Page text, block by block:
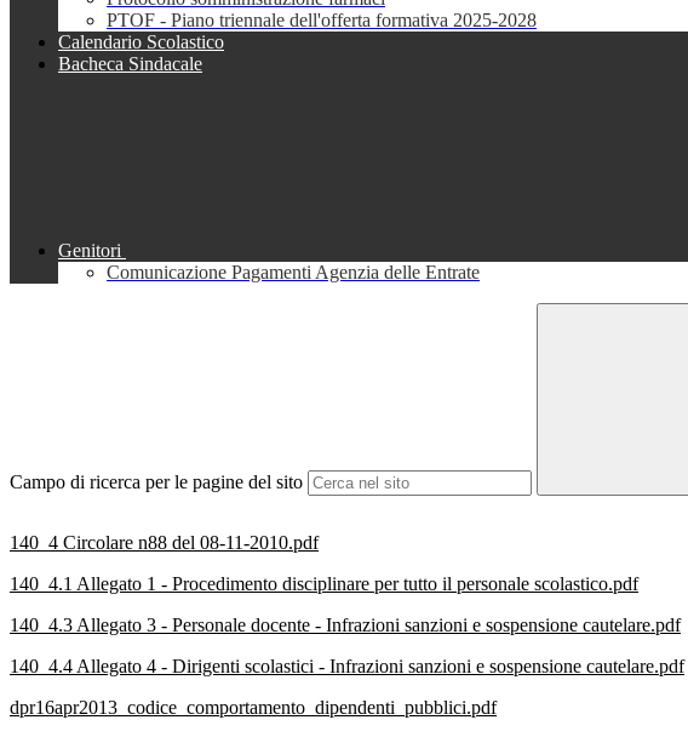
PTOF - Piano triennale dell'offerta formativa 2025-2028
Calendario Scolastico
Bacheca Sindacale
Genitori
Comunicazione Pagamenti Agenzia delle Entrate
Campo di ricerca per le pagine del sito
140_4 Circolare n88 del 08-11-2010.pdf
140_4.1 Allegato 1 - Procedimento disciplinare per tutto il personale scolastico.pdf
140_4.3 Allegato 3 - Personale docente - Infrazioni sanzioni e sospensione cautelare.pdf
140_4.4 Allegato 4 - Dirigenti scolastici - Infrazioni sanzioni e sospensione cautelare.pdf
dpr16apr2013_codice_comportamento_dipendenti_pubblici.pdf